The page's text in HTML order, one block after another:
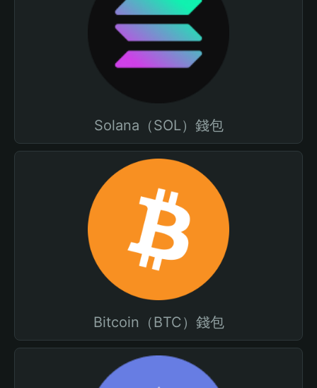
Solana（SOL）錢包
Bitcoin（BTC）錢包